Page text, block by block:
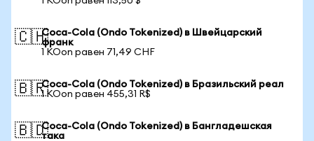
🇨🇭Coca-Cola (Ondo Tokenized) в Швейцарский
франк
1 KOon равен 71,49 CHF
🇧🇷Coca-Cola (Ondo Tokenized) в Бразильский реал
1 KOon равен 455,31 R$
🇧🇩Coca-Cola (Ondo Tokenized) в Бангладешская
така